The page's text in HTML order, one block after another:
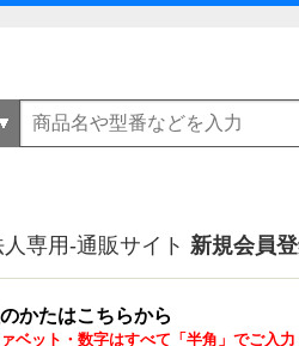
専用-通販サイト 新規会員
かたはこちらから
ベット・数字はすべて「半角」でご入力